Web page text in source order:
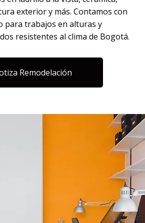
exterior y más. Contamos con
para trabajos en alturas y
resistentes al clima de Bogotá.
Remodelación